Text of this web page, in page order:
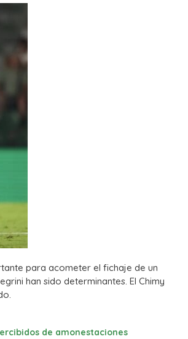
para acometer el fichaje de un
han sido determinantes. El Chimy
de amonestaciones